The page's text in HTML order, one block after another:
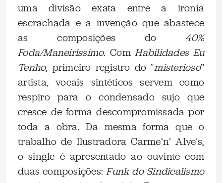
uma divisão exata entre a ironia
escrachada e a invenção que abastece
as composições do 40%
Foda/Maneiríssimo. ComHabilidades Eu
Tenho, primeiro registro do “misterioso”
artista, vocais sintéticos servem como
respiro para o condensado sujo que
cresce de forma descompromissada por
toda a obra. Da mesma forma que o
trabalho de Ilustradora Carme’n’ Alve’s,
o single é apresentado ao ouvinte com
duas composições:Funk do Sindicalismo